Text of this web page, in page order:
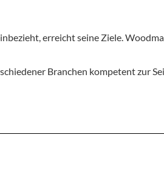
erreicht seine Ziele.
Branchen kompetent zur